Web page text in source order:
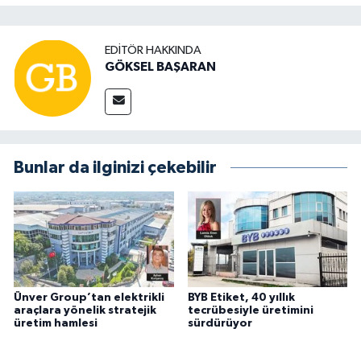
EDITÖR HAKKINDA
GÖKSEL BAŞARAN
Bunlar da ilginizi çekebilir
Ünver Group’tan elektrikli
araçlara yönelik stratejik
üretim hamlesi
BYB Etiket, 40 yıllık
tecrübesiyle üretimini
sürdürüyor